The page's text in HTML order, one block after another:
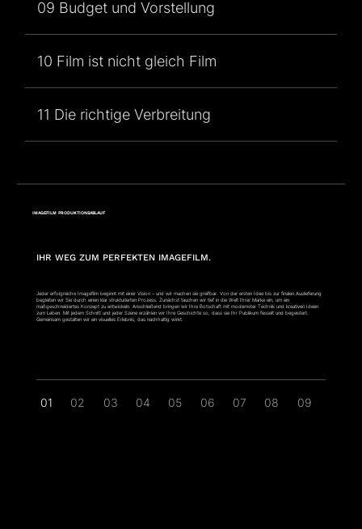
09 Budget und Vorstellung
10 Film ist nicht gleich Film
11 Die richtige Verbreitung
IMAGEFILM PRODUKTIONSABLAUF
IHR WEG ZUM PERFEKTEN IMAGEFILM.
Jeder erfolgreiche Imagefilm beginnt mit einer Vision – und wir machen sie greifbar. Von der ersten Idee bis zur finalen Auslieferung
begleiten wir Sie durch einen klar strukturierten Prozess. Zunächst tauchen wir tief in die Welt Ihrer Marke ein, um ein
maßgeschneidertes Konzept zu entwickeln. Anschließend bringen wir Ihre Botschaft mit modernster Technik und kreativen Ideen
zum Leben. Mit jedem Schnitt und jeder Szene erzählen wir Ihre Geschichte so, dass sie Ihr Publikum fesselt und begeistert.
Gemeinsam gestalten wir ein visuelles Erlebnis, das nachhaltig wirkt.
01 02 03 04 05 06 07 08 09